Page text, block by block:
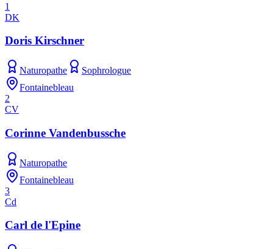
1
DK
Doris Kirschner
Naturopathe
Sophrologue
Fontainebleau
2
CV
Corinne Vandenbussche
Naturopathe
Fontainebleau
3
Cd
Carl de l'Epine